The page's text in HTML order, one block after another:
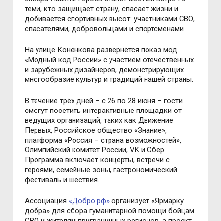
теми, кто защищает страну, спасает жизни и
добивается спортивных высот: участниками СВО,
спасателями, добровольцами и спортсменами.
На улице Конёнкова развернётся показ мод
«Модный код России» с участием отечественных
и зарубежных дизайнеров, демонстрирующих
многообразие культур и традиций нашей страны.
В течение трёх дней – с 26 по 28 июня – гости
смогут посетить интерактивные площадки от
ведущих организаций, таких как Движение
Первых, Российское общество «Знание»,
платформа «Россия – страна возможностей»,
Олимпийский комитет России, VK и Сбер.
Программа включает концерты, встречи с
героями, семейные зоны, гастрономический
фестиваль и шествия.
Ассоциация «Добро.рф» организует «Ярмарку
добра» для сбора гуманитарной помощи бойцам